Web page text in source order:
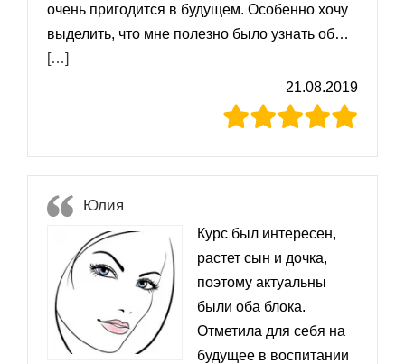
очень пригодится в будущем. Особенно хочу
выделить, что мне полезно было узнать об…
[…]«Ирина»
21.08.2019
Юлия
Курс был интересен,
растет сын и дочка,
поэтому актуальны
были оба блока.
Отметила для себя на
будущее в воспитании